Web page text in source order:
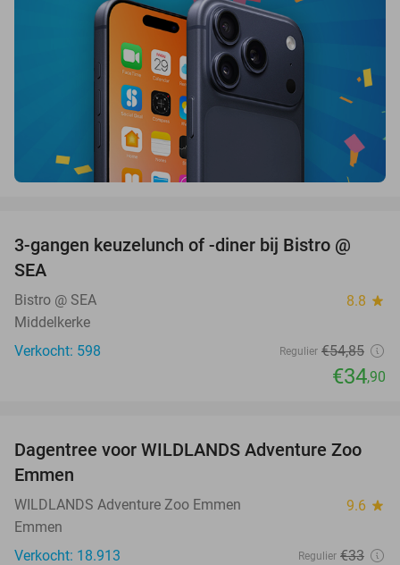
36%
3-gangen keuzelunch of -diner bij Bistro @
SEA
Bistro @ SEA 8.8 star
Middelkerke
Verkocht: 598
Regulier €54,85
€34,90
24%
Dagentree voor WILDLANDS Adventure Zoo
Emmen
WILDLANDS Adventure Zoo Emmen 9.6 star
Emmen
Verkocht: 18.913
Regulier €33